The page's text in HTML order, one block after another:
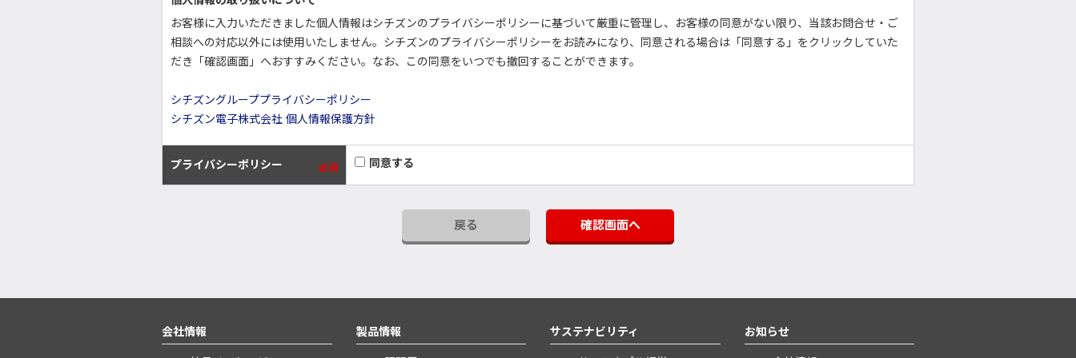
お客様に入力いただきました個人情報はシチズンのプライバシーポリシーに基づいて厳重に管理し、お客様の同意がない限り、当該お問合せ・ご
相談への対応以外には使用いたしません。シチズンのプライバシーポリシーをお読みになり、同意される場合は「同意する」をクリックしていた
だき「確認画面」へおすすみください。なお、この同意をいつでも撤回することができます。
シチズングループプライバシーポリシー
シチズン電子株式会社 個人情報保護方針
プライバシーポリシー 必須 同意する
戻る 確認画面へ
会社情報
製品情報
サステナビリティ
お知らせ